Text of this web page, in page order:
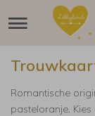
Romantische
pasteloranje.